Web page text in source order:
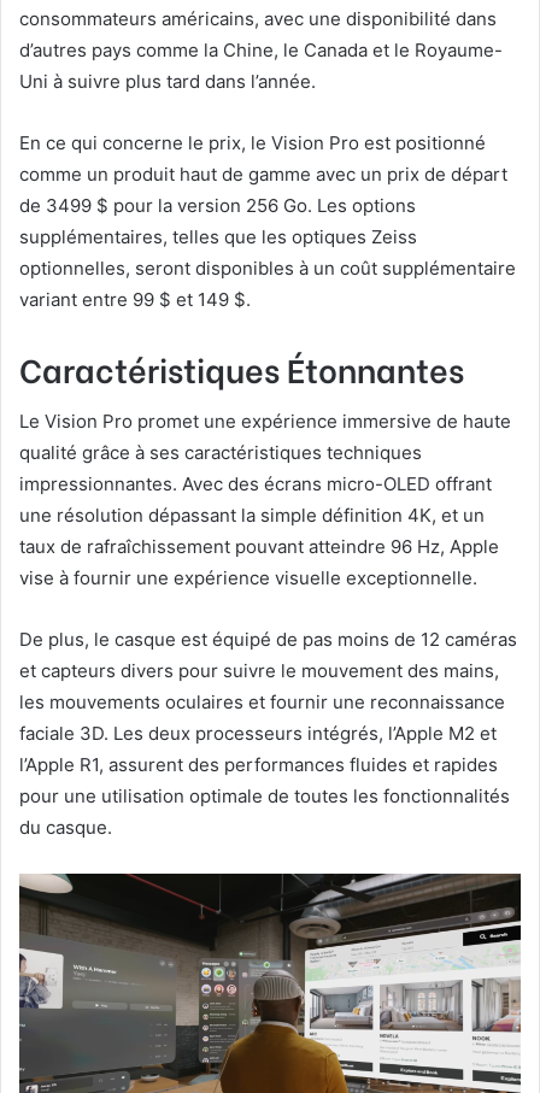
consommateurs américains, avec une disponibilité dans
d’autres pays comme la Chine, le Canada et le Royaume-
Uni à suivre plus tard dans l’année.
En ce qui concerne le prix, le Vision Pro est positionné
comme un produit haut de gamme avec un prix de départ
de 3499 $ pour la version 256 Go. Les options
supplémentaires, telles que les optiques Zeiss
optionnelles, seront disponibles à un coût supplémentaire
variant entre 99 $ et 149 $.
Caractéristiques Étonnantes
Le Vision Pro promet une expérience immersive de haute
qualité grâce à ses caractéristiques techniques
impressionnantes. Avec des écrans micro-OLED offrant
une résolution dépassant la simple définition 4K, et un
taux de rafraîchissement pouvant atteindre 96 Hz, Apple
vise à fournir une expérience visuelle exceptionnelle.
De plus, le casque est équipé de pas moins de 12 caméras
et capteurs divers pour suivre le mouvement des mains,
les mouvements oculaires et fournir une reconnaissance
faciale 3D. Les deux processeurs intégrés, l’Apple M2 et
l’Apple R1, assurent des performances fluides et rapides
pour une utilisation optimale de toutes les fonctionnalités
du casque.